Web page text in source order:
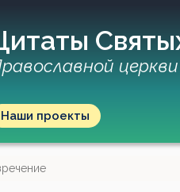
церкви
Наши проекты